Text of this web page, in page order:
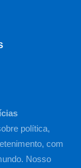
política,
com
Nosso